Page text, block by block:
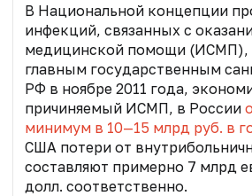
В Национальной концепции
инфекций, связанных с
медицинской помощи (ИСМП),
главным государственным
РФ в ноябре 2011 года,
причиняемый ИСМП, в России
минимум в 10—15 млрд руб. в
США потери от
составляют примерно 7 млрд
долл. соответственно.